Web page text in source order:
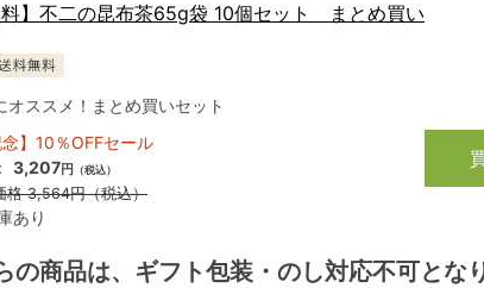
料】不二の昆布茶65g袋 10個セット まとめ買い
オススメ！まとめ買いセット
念】10％OFFセール
3,207円 （税込）
格3,564円（税込）
あり
の商品は、ギフト包装・のし対応不可とな